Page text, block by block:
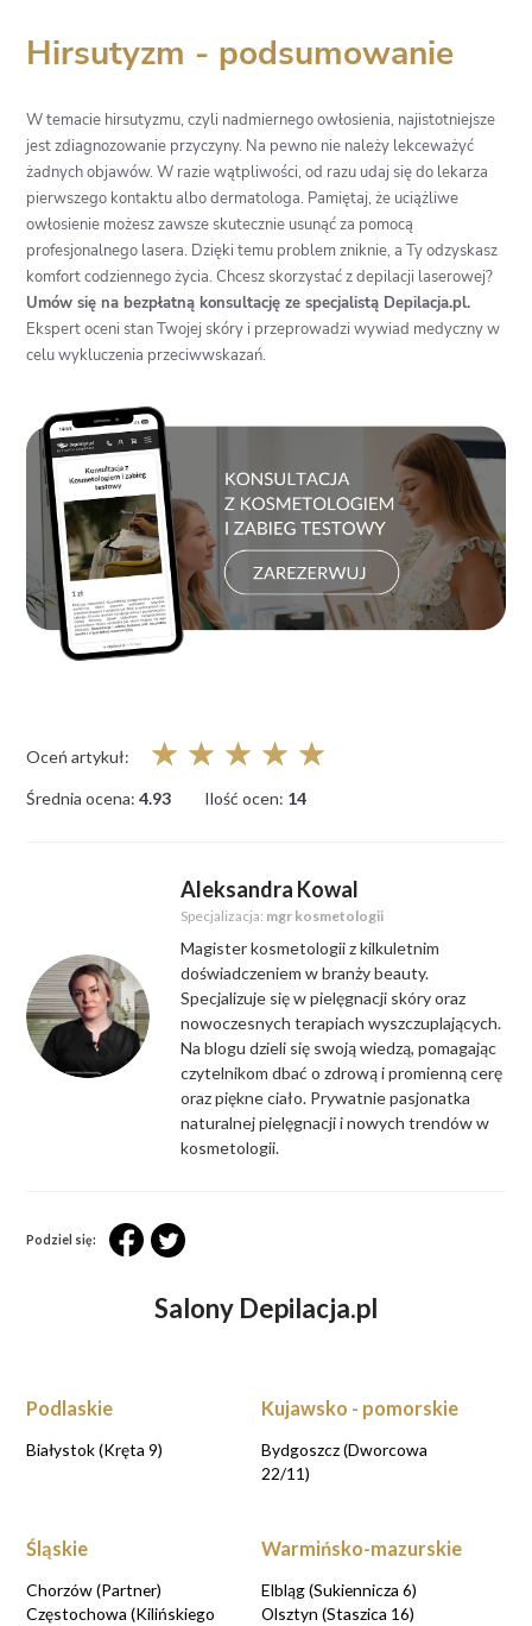
Hirsutyzm - podsumowanie
W temacie hirsutyzmu, czyli nadmiernego owłosienia, najistotniejsze
jest zdiagnozowanie przyczyny. Na pewno nie należy lekceważyć
żadnych objawów. W razie wątpliwości, od razu udaj się do lekarza
pierwszego kontaktu albo dermatologa. Pamiętaj, że uciążliwe
owłosienie możesz zawsze skutecznie usunąć za pomocą
profesjonalnego lasera. Dzięki temu problem zniknie, a Ty odzyskasz
komfort codziennego życia. Chcesz skorzystać z depilacji laserowej?
Umów się na bezpłatną konsultację ze specjalistą Depilacja.pl.
Ekspert oceni stan Twojej skóry i przeprowadzi wywiad medyczny w
celu wykluczenia przeciwwskazań.
Oceń artykuł: ☆ ☆ ☆ ☆ ☆
Średnia ocena: 4.93 Ilość ocen: 14
Aleksandra Kowal
Specjalizacja: mgr kosmetologii
Magister kosmetologii z kilkuletnim
doświadczeniem w branży beauty.
Specjalizuje się w pielęgnacji skóry oraz
nowoczesnych terapiach wyszczuplających.
Na blogu dzieli się swoją wiedzą, pomagając
czytelnikom dbać o zdrową i promienną cerę
oraz piękne ciało. Prywatnie pasjonatka
naturalnej pielęgnacji i nowych trendów w
kosmetologii.
Podziel się:
Salony Depilacja.pl
Podlaskie
Białystok (Kręta 9)
Kujawsko - pomorskie
Bydgoszcz (Dworcowa
22/11)
Śląskie
Chorzów (Partner)
Częstochowa (Kilińskiego
Warmińsko-mazurskie
Elbląg (Sukiennicza 6)
Olsztyn (Staszica 16)